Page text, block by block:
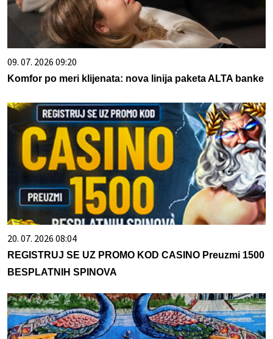
09. 07. 2026 09:20
Komfor po meri klijenata: nova linija paketa ALTA banke
20. 07. 2026 08:04
REGISTRUJ SE UZ PROMO KOD CASINO Preuzmi 1500
BESPLATNIH SPINOVA